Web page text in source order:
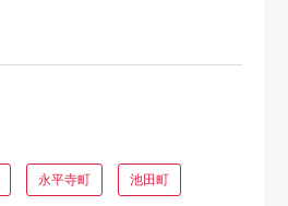
永平寺町 池田町